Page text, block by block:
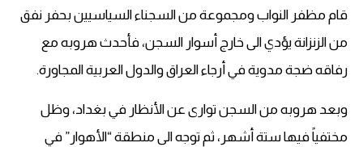
قام مظفر النواب ومجموعة من السجناء السياسيين بحفر نفق
من الزنزانة يؤدي الى خارج أسوار السجن، فأحدث هروبه مع
رفاقه ضجة مدوية في أرجاء العراق والدول العربية المجاورة.
وبعد هروبه من السجن توارى عن الأنظار في بغداد، وظل
مختفياً فيها ستة أشهر، ثم توجه الى منطقة “الأهوار” في